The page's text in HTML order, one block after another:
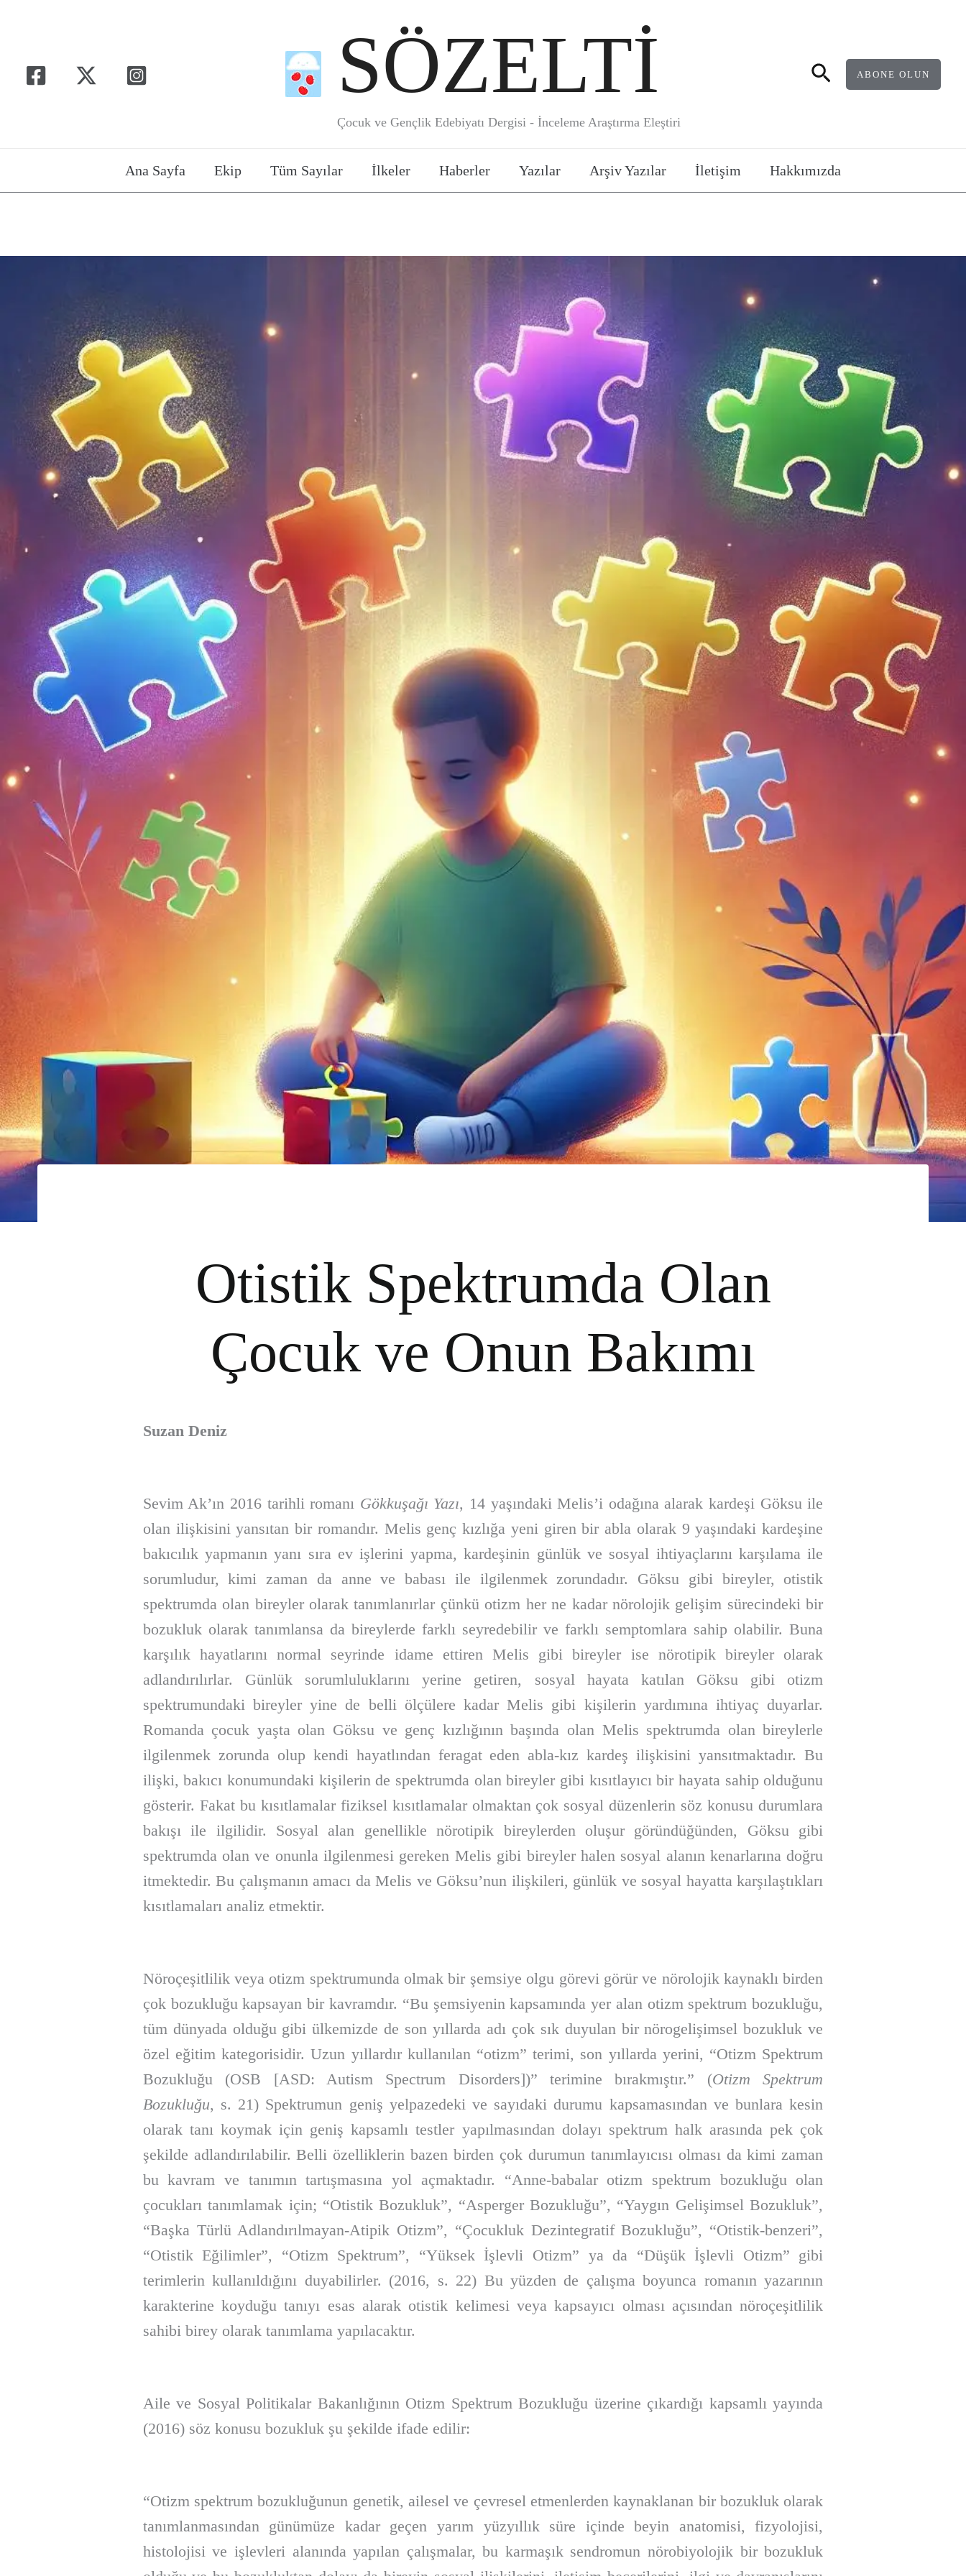
SÖZELTİ
Çocuk ve Gençlik Edebiyatı Dergisi - İnceleme Araştırma Eleştiri
AramaABONE OLUN
Ana Sayfa Ekip Tüm Sayılar İlkeler Haberler Yazılar Arşiv Yazılar İletişim Hakkımızda
Otistik Spektrumda Olan
Çocuk ve Onun Bakımı
Suzan Deniz
Sevim Ak’ın 2016 tarihli romanı Gökkuşağı Yazı, 14 yaşındaki Melis’i odağına alarak kardeşi Göksu ile
olan ilişkisini yansıtan bir romandır. Melis genç kızlığa yeni giren bir abla olarak 9 yaşındaki kardeşine
bakıcılık yapmanın yanı sıra ev işlerini yapma, kardeşinin günlük ve sosyal ihtiyaçlarını karşılama ile
sorumludur, kimi zaman da anne ve babası ile ilgilenmek zorundadır. Göksu gibi bireyler, otistik
spektrumda olan bireyler olarak tanımlanırlar çünkü otizm her ne kadar nörolojik gelişim sürecindeki bir
bozukluk olarak tanımlansa da bireylerde farklı seyredebilir ve farklı semptomlara sahip olabilir. Buna
karşılık hayatlarını normal seyrinde idame ettiren Melis gibi bireyler ise nörotipik bireyler olarak
adlandırılırlar. Günlük sorumluluklarını yerine getiren, sosyal hayata katılan Göksu gibi otizm
spektrumundaki bireyler yine de belli ölçülere kadar Melis gibi kişilerin yardımına ihtiyaç duyarlar.
Romanda çocuk yaşta olan Göksu ve genç kızlığının başında olan Melis spektrumda olan bireylerle
ilgilenmek zorunda olup kendi hayatlından feragat eden abla-kız kardeş ilişkisini yansıtmaktadır. Bu
ilişki, bakıcı konumundaki kişilerin de spektrumda olan bireyler gibi kısıtlayıcı bir hayata sahip olduğunu
gösterir. Fakat bu kısıtlamalar fiziksel kısıtlamalar olmaktan çok sosyal düzenlerin söz konusu durumlara
bakışı ile ilgilidir. Sosyal alan genellikle nörotipik bireylerden oluşur göründüğünden, Göksu gibi
spektrumda olan ve onunla ilgilenmesi gereken Melis gibi bireyler halen sosyal alanın kenarlarına doğru
itmektedir. Bu çalışmanın amacı da Melis ve Göksu’nun ilişkileri, günlük ve sosyal hayatta karşılaştıkları
kısıtlamaları analiz etmektir.
Nöroçeşitlilik veya otizm spektrumunda olmak bir şemsiye olgu görevi görür ve nörolojik kaynaklı birden
çok bozukluğu kapsayan bir kavramdır. “Bu şemsiyenin kapsamında yer alan otizm spektrum bozukluğu,
tüm dünyada olduğu gibi ülkemizde de son yıllarda adı çok sık duyulan bir nörogelişimsel bozukluk ve
özel eğitim kategorisidir. Uzun yıllardır kullanılan “otizm” terimi, son yıllarda yerini, “Otizm Spektrum
Bozukluğu (OSB [ASD: Autism Spectrum Disorders])” terimine bırakmıştır.” (Otizm Spektrum
Bozukluğu, s. 21) Spektrumun geniş yelpazedeki ve sayıdaki durumu kapsamasından ve bunlara kesin
olarak tanı koymak için geniş kapsamlı testler yapılmasından dolayı spektrum halk arasında pek çok
şekilde adlandırılabilir. Belli özelliklerin bazen birden çok durumun tanımlayıcısı olması da kimi zaman
bu kavram ve tanımın tartışmasına yol açmaktadır. “Anne-babalar otizm spektrum bozukluğu olan
çocukları tanımlamak için; “Otistik Bozukluk”, “Asperger Bozukluğu”, “Yaygın Gelişimsel Bozukluk”,
“Başka Türlü Adlandırılmayan-Atipik Otizm”, “Çocukluk Dezintegratif Bozukluğu”, “Otistik-benzeri”,
“Otistik Eğilimler”, “Otizm Spektrum”, “Yüksek İşlevli Otizm” ya da “Düşük İşlevli Otizm” gibi
terimlerin kullanıldığını duyabilirler. (2016, s. 22) Bu yüzden de çalışma boyunca romanın yazarının
karakterine koyduğu tanıyı esas alarak otistik kelimesi veya kapsayıcı olması açısından nöroçeşitlilik
sahibi birey olarak tanımlama yapılacaktır.
Aile ve Sosyal Politikalar Bakanlığının Otizm Spektrum Bozukluğu üzerine çıkardığı kapsamlı yayında
(2016) söz konusu bozukluk şu şekilde ifade edilir:
“Otizm spektrum bozukluğunun genetik, ailesel ve çevresel etmenlerden kaynaklanan bir bozukluk olarak
tanımlanmasından günümüze kadar geçen yarım yüzyıllık süre içinde beyin anatomisi, fizyolojisi,
histolojisi ve işlevleri alanında yapılan çalışmalar, bu karmaşık sendromun nörobiyolojik bir bozukluk